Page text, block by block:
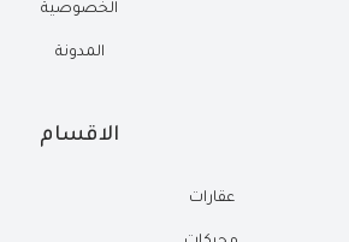
الخصوصية
المدونة
الاقسام
عقارات